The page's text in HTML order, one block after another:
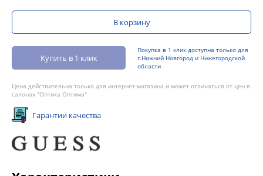
В корзину
Купить в 1 клик
Покупка в 1 клик доступна только для
г.Нижний Новгород и Нижегородской
области
Цена действительна только для интернет-магазина и может отличаться от цен в
салонах "Оптика Оптима"
Гарантии качества